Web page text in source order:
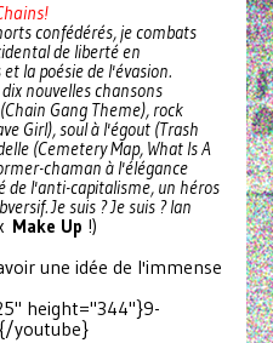
confédérés, je combats
de liberté en
la poésie de l'évasion.
nouvelles chansons
Gang Theme), rock
Girl), soul à l'égout (Trash
(Cemetery Map, What Is A
chaman à l'élégance
de l'anti-capitalisme, un héros
Je suis ? Je suis ? Ian
Make Up !)
une idée de l'immense
height="344"}9-
youtube}